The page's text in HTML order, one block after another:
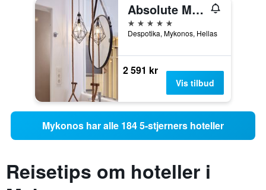
Absolute Mykonos Suites & More
5 stjerner
Despotika, Mykonos, Hellas
2 591 kr
Vis tilbud
Mykonos har alle 184 5-stjerners hoteller
Reisetips om hoteller i